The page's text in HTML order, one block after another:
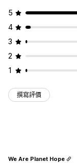
5
4
3
2
1
撰寫評價
We Are Planet Hope